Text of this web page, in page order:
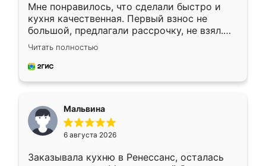
Мне понравилось, что сделали быстро и
кухня качественная. Первый взнос не
большой, предлагали рассрочку, не взял.
Ждал меньше месяца, сборщик с прямыми
руками. По цене вышло адекватно.
Рекомендую!
Читать полностью
Мальвина
6 августа 2026
Заказывала кухню в Ренессанс, осталась